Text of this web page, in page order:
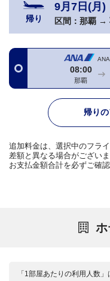
帰り
9月7日(月)
区間： 那覇 →
08:00
那覇
帰り
追加料金は、選択中のフラ
差額と異なる場合がござい
お支払金額合計を必ずご確認
ホ
「1部屋あたりの利用人数